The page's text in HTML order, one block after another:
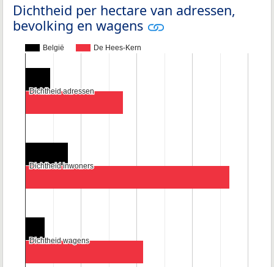
Dichtheid per hectare van adressen,
bevolking en wagens
België De Hees-Kern
Dichtheid adressen
Dichtheid adressen
Dichtheid inwoners
Dichtheid inwoners
Dichtheid wagens
Dichtheid wagens